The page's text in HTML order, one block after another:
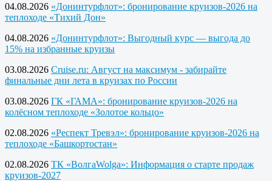
04.08.2026 «Донинтурфлот»: бронирование круизов-2026 на
теплоходе «Тихий Дон»
04.08.2026 «Донинтурфлот»: Выгодный курс — выгода до
15% на избранные круизы
03.08.2026 Cruise.ru: Август на максимум - забирайте
финальные дни лета в круизах по России
03.08.2026 ГК «ГАМА»: бронирование круизов-2026 на
колёсном теплоходе «Золотое кольцо»
02.08.2026 «Респект Тревэл»: бронирование круизов-2026 на
теплоходе «Башкортостан»
02.08.2026 ТК «ВолгаWolga»: Информация о старте продаж
круизов-2027